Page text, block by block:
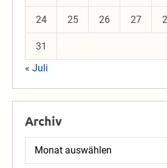
24 25 26 27
31
« Juli
Archiv
Archiv